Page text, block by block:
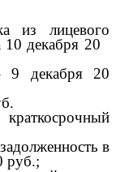
из лицевого
декабря 20
9 декабря 20
в
руб.;